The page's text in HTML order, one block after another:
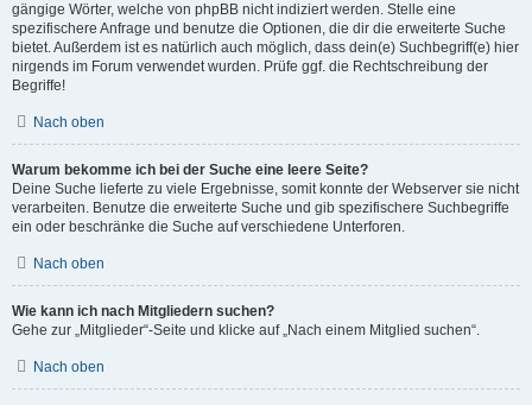
gängige Wörter, welche von phpBB nicht indiziert werden. Stelle eine
spezifischere Anfrage und benutze die Optionen, die dir die erweiterte Suche
bietet. Außerdem ist es natürlich auch möglich, dass dein(e) Suchbegriff(e) hier
nirgends im Forum verwendet wurden. Prüfe ggf. die Rechtschreibung der
Begriffe!
Nach oben
Warum bekomme ich bei der Suche eine leere Seite?
Deine Suche lieferte zu viele Ergebnisse, somit konnte der Webserver sie nicht
verarbeiten. Benutze die erweiterte Suche und gib spezifischere Suchbegriffe
ein oder beschränke die Suche auf verschiedene Unterforen.
Nach oben
Wie kann ich nach Mitgliedern suchen?
Gehe zur „Mitglieder“-Seite und klicke auf „Nach einem Mitglied suchen“.
Nach oben